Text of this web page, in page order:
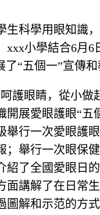
生科學用眼知識
xxx小學結合6月6
了“五個一”宣傳和
護眼睛，從小做
開展愛眼護眼“五
舉行一次愛眼護
；舉行一次眼保
紹了全國愛眼日的
面講解了在日常
圖解和示范的方